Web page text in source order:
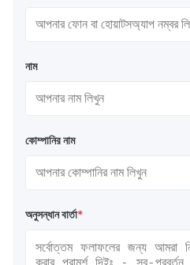
নাম
কোম্পানির নাম
অনুসন্ধান বার্তা*